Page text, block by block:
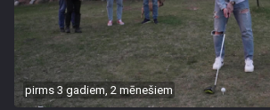
pirms 3 gadiem, 2 mēnešiem